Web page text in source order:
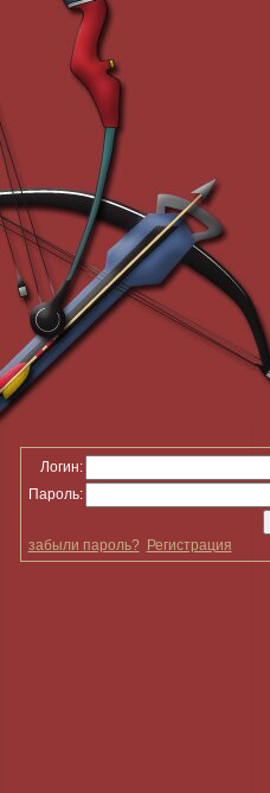
Логин:
Пароль:
забыли пароль? Регистрация